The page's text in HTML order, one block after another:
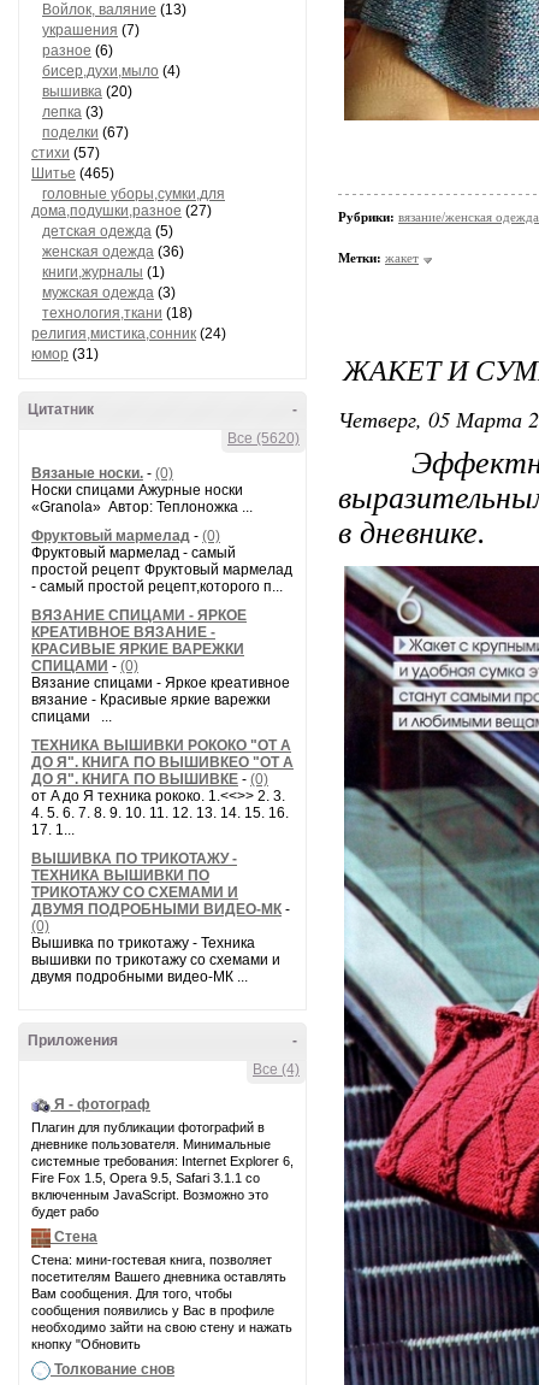
Войлок, валяние (13)
украшения (7)
разное (6)
бисер,духи,мыло (4)
вышивка (20)
лепка (3)
поделки (67)
стихи (57)
Шитье (465)
головные уборы,сумки,для
дома,подушки,разное (27)
детская одежда (5)
женская одежда (36)
книги,журналы (1)
мужская одежда (3)
технология,ткани (18)
религия,мистика,сонник (24)
юмор (31)
-
Цитатник
Все (5620)
Вязаные носки. - (0)
Носки спицами Ажурные носки
«Granola» Автор: Теплоножка ...
Фруктовый мармелад - (0)
Фруктовый мармелад - самый
простой рецепт Фруктовый мармелад
- самый простой рецепт,которого п...
ВЯЗАНИЕ СПИЦАМИ - ЯРКОЕ
КРЕАТИВНОЕ ВЯЗАНИЕ -
КРАСИВЫЕ ЯРКИЕ ВАРЕЖКИ
СПИЦАМИ - (0)
Вязание спицами - Яркое креативное
вязание - Красивые яркие варежки
спицами ...
ТЕХНИКА ВЫШИВКИ РОКОКО "ОТ А
ДО Я". КНИГА ПО ВЫШИВКЕО "ОТ А
ДО Я". КНИГА ПО ВЫШИВКЕ - (0)
от A до Я техника рококо. 1.<<>> 2. 3.
4. 5. 6. 7. 8. 9. 10. 11. 12. 13. 14. 15. 16.
17. 1...
ВЫШИВКА ПО ТРИКОТАЖУ -
ТЕХНИКА ВЫШИВКИ ПО
ТРИКОТАЖУ СО СХЕМАМИ И
ДВУМЯ ПОДРОБНЫМИ ВИДЕО-МК -
(0)
Вышивка по трикотажу - Техника
вышивки по трикотажу со схемами и
двумя подробными видео-МК ...
-
Приложения
Все (4)
Я - фотограф
Плагин для публикации фотографий в
дневнике пользователя. Минимальные
системные требования: Internet Explorer 6,
Fire Fox 1.5, Opera 9.5, Safari 3.1.1 со
включенным JavaScript. Возможно это
будет рабо
Стена
Стена: мини-гостевая книга, позволяет
посетителям Вашего дневника оставлять
Вам сообщения. Для того, чтобы
сообщения появились у Вас в профиле
необходимо зайти на свою стену и нажать
кнопку "Обновить
Толкование снов
Рубрики: вязание/женская одежда
Метки: жакет
ЖАКЕТ И
Четверг, 05 Марта
Эффектные
в дневнике.